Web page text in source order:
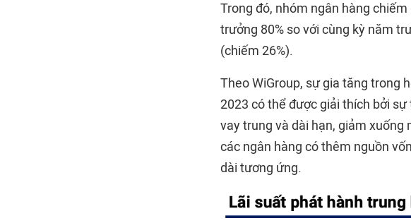
Trong đó, nhóm ngân hàng
trưởng 80% so với cùng kỳ năm
(chiếm 26%).
Theo WiGroup, sự gia tăng trong
2023 có thể được giải thích bởi
vay trung và dài hạn, giảm xuống
các ngân hàng có thêm nguồn
dài tương ứng.